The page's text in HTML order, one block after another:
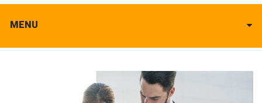
MENU